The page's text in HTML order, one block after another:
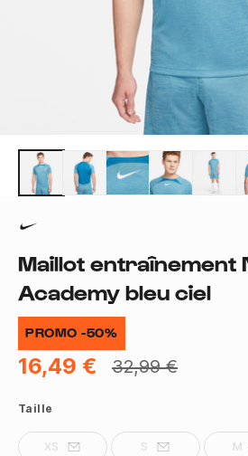
Maillot entraînement
Academy bleu ciel
PROMO -50%
16,49 € 32,99 €
Taille
XS S M